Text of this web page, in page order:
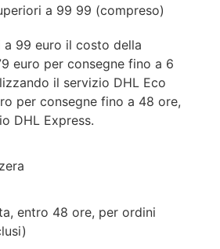
a 99 99 (compreso)
99 euro il costo della
euro per consegne fino a 6
il servizio DHL Eco
per consegne fino a 48 ore,
DHL Express.
entro 48 ore, per ordini